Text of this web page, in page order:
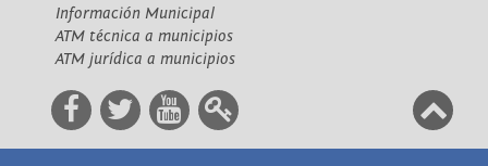
Información Municipal
ATM técnica a municipios
ATM jurídica a municipios